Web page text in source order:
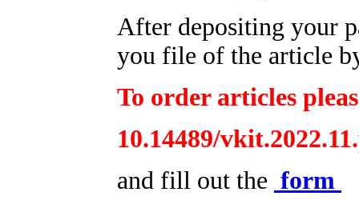
After depositing your
you file of the article
To order articles
10.14489/
and fill out the form